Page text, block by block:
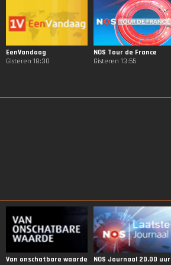
EenVandaag
Gisteren 18:30
NOS Tour de France
Gisteren 13:55
Van onschatbare waarde
NOS Journaal 20.00 uur